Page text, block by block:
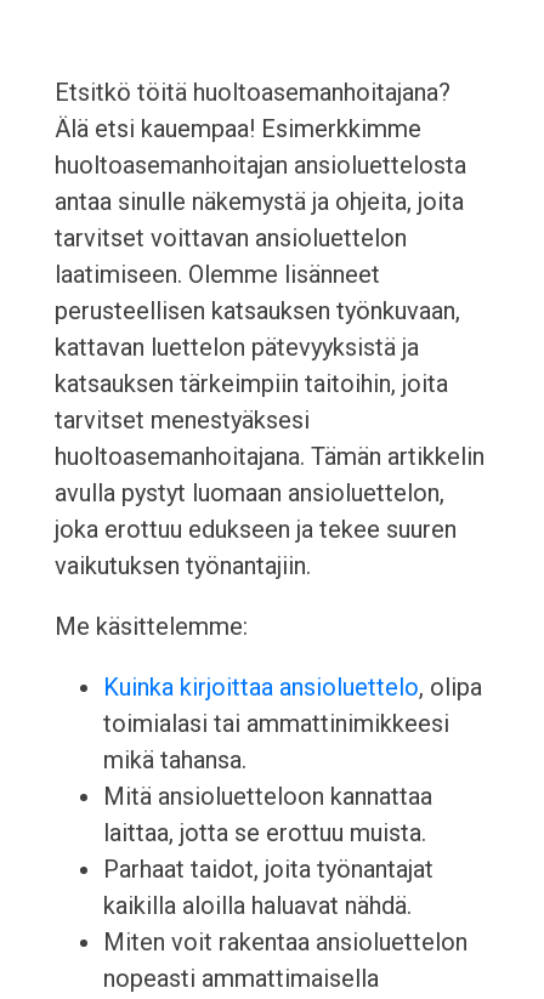
Etsitkö töitä huoltoasemanhoitajana?
Älä etsi kauempaa! Esimerkkimme
huoltoasemanhoitajan ansioluettelosta
antaa sinulle näkemystä ja ohjeita, joita
tarvitset voittavan ansioluettelon
laatimiseen. Olemme lisänneet
perusteellisen katsauksen työnkuvaan,
kattavan luettelon pätevyyksistä ja
katsauksen tärkeimpiin taitoihin, joita
tarvitset menestyäksesi
huoltoasemanhoitajana. Tämän artikkelin
avulla pystyt luomaan ansioluettelon,
joka erottuu edukseen ja tekee suuren
vaikutuksen työnantajiin.
Me käsittelemme:
Kuinka kirjoittaa ansioluettelo, olipa
toimialasi tai ammattinimikkeesi
mikä tahansa.
Mitä ansioluetteloon kannattaa
laittaa, jotta se erottuu muista.
Parhaat taidot, joita työnantajat
kaikilla aloilla haluavat nähdä.
Miten voit rakentaa ansioluettelon
nopeasti ammattimaisella